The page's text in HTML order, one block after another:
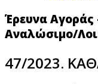
Έρευνα Αγοράς
Αναλώσιμο/
47/2023.